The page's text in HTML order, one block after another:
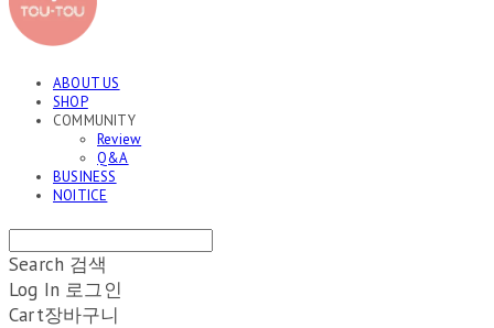
ABOUT US
SHOP
COMMUNITY
Review
Q&A
BUSINESS
NOITICE
Search 검색
Log In 로그인
Cart장바구니